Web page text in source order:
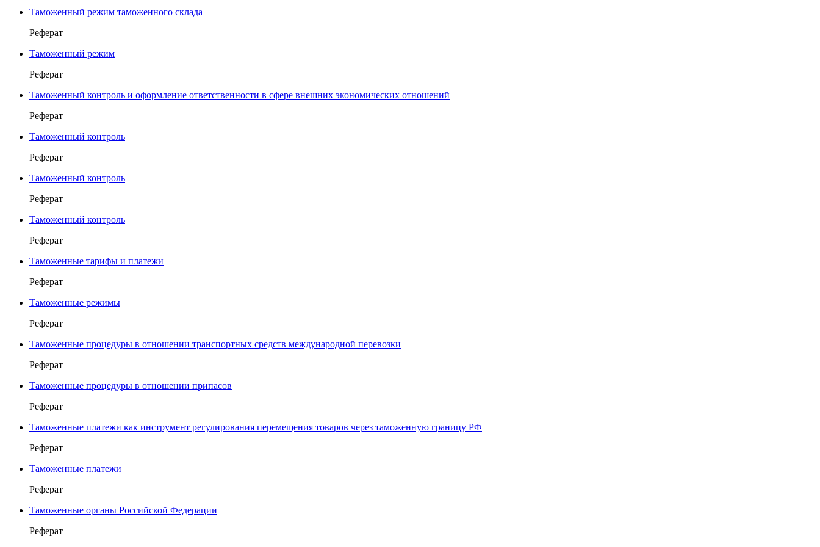
Таможенный режим таможенного склада
Реферат
Таможенный режим
Реферат
Таможенный контроль и оформление ответственности в сфере внешних экономических отношений
Реферат
Таможенный контроль
Реферат
Таможенный контроль
Реферат
Таможенный контроль
Реферат
Таможенные тарифы и платежи
Реферат
Таможенные режимы
Реферат
Таможенные процедуры в отношении транспортных средств международной перевозки
Реферат
Таможенные процедуры в отношении припасов
Реферат
Таможенные платежи как инструмент регулирования перемещения товаров через таможенную границу РФ
Реферат
Таможенные платежи
Реферат
Таможенные органы Российской Федерации
Реферат